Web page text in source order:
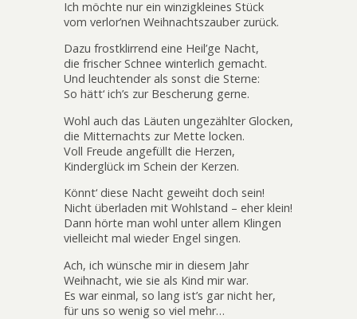
Ich möchte nur ein winzigkleines Stück
vom verlor’nen Weihnachtszauber zurück.
Dazu frostklirrend eine Heil’ge Nacht,
die frischer Schnee winterlich gemacht.
Und leuchtender als sonst die Sterne:
So hätt‘ ich’s zur Bescherung gerne.
Wohl auch das Läuten ungezählter Glocken,
die Mitternachts zur Mette locken.
Voll Freude angefüllt die Herzen,
Kinderglück im Schein der Kerzen.
Könnt‘ diese Nacht geweiht doch sein!
Nicht überladen mit Wohlstand – eher klein!
Dann hörte man wohl unter allem Klingen
vielleicht mal wieder Engel singen.
Ach, ich wünsche mir in diesem Jahr
Weihnacht, wie sie als Kind mir war.
Es war einmal, so lang ist’s gar nicht her,
für uns so wenig so viel mehr…